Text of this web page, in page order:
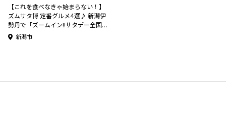
【これを食べなきゃ始まらない！】
ズムサタ博 定番グルメ4選♪ 新潟伊
勢丹で「ズームイン!!サタデー全国う
まいもの博2024」開催！初日は10月
新潟市